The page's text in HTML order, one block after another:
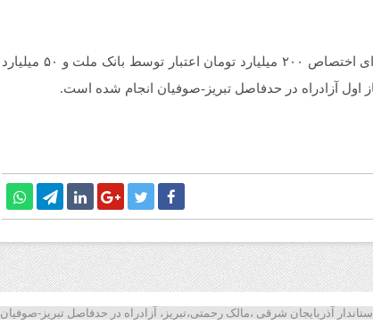
همچنین در این جلسه اعلام شد که اقدامات لازم برای اختصاص ۲۰۰ میلیارد تومان اعتبار توسط بانک ملت و ۵۰ میلیارد
استاندار آذربایجان شرقی ،مالک رحمتی،تبریز، آزادراه در حدفاصل تبریز-صوفیان